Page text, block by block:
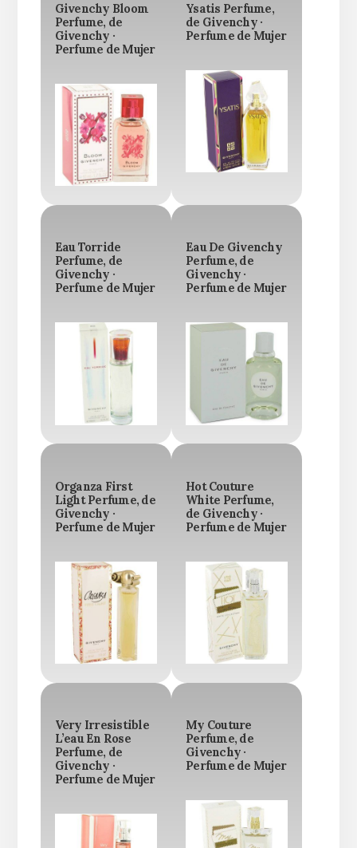
Givenchy Bloom
Perfume, de
Givenchy ·
Perfume de Mujer
Ysatis Perfume,
de Givenchy ·
Perfume de Mujer
Eau Torride
Perfume, de
Givenchy ·
Perfume de Mujer
Eau De Givenchy
Perfume, de
Givenchy ·
Perfume de Mujer
Organza First
Light Perfume, de
Givenchy ·
Perfume de Mujer
Hot Couture
White Perfume,
de Givenchy ·
Perfume de Mujer
Very Irresistible
L’eau En Rose
Perfume, de
Givenchy ·
Perfume de Mujer
My Couture
Perfume, de
Givenchy ·
Perfume de Mujer